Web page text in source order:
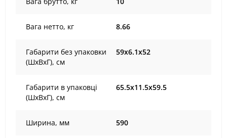
Вага нетто, кг 8.66
Габарити без упаковки
(ШxВxГ), cм
59х6.1х52
Габарити в упаковці
(ШxВxГ), cм
65.5х11.5х59.5
Ширина, мм 590